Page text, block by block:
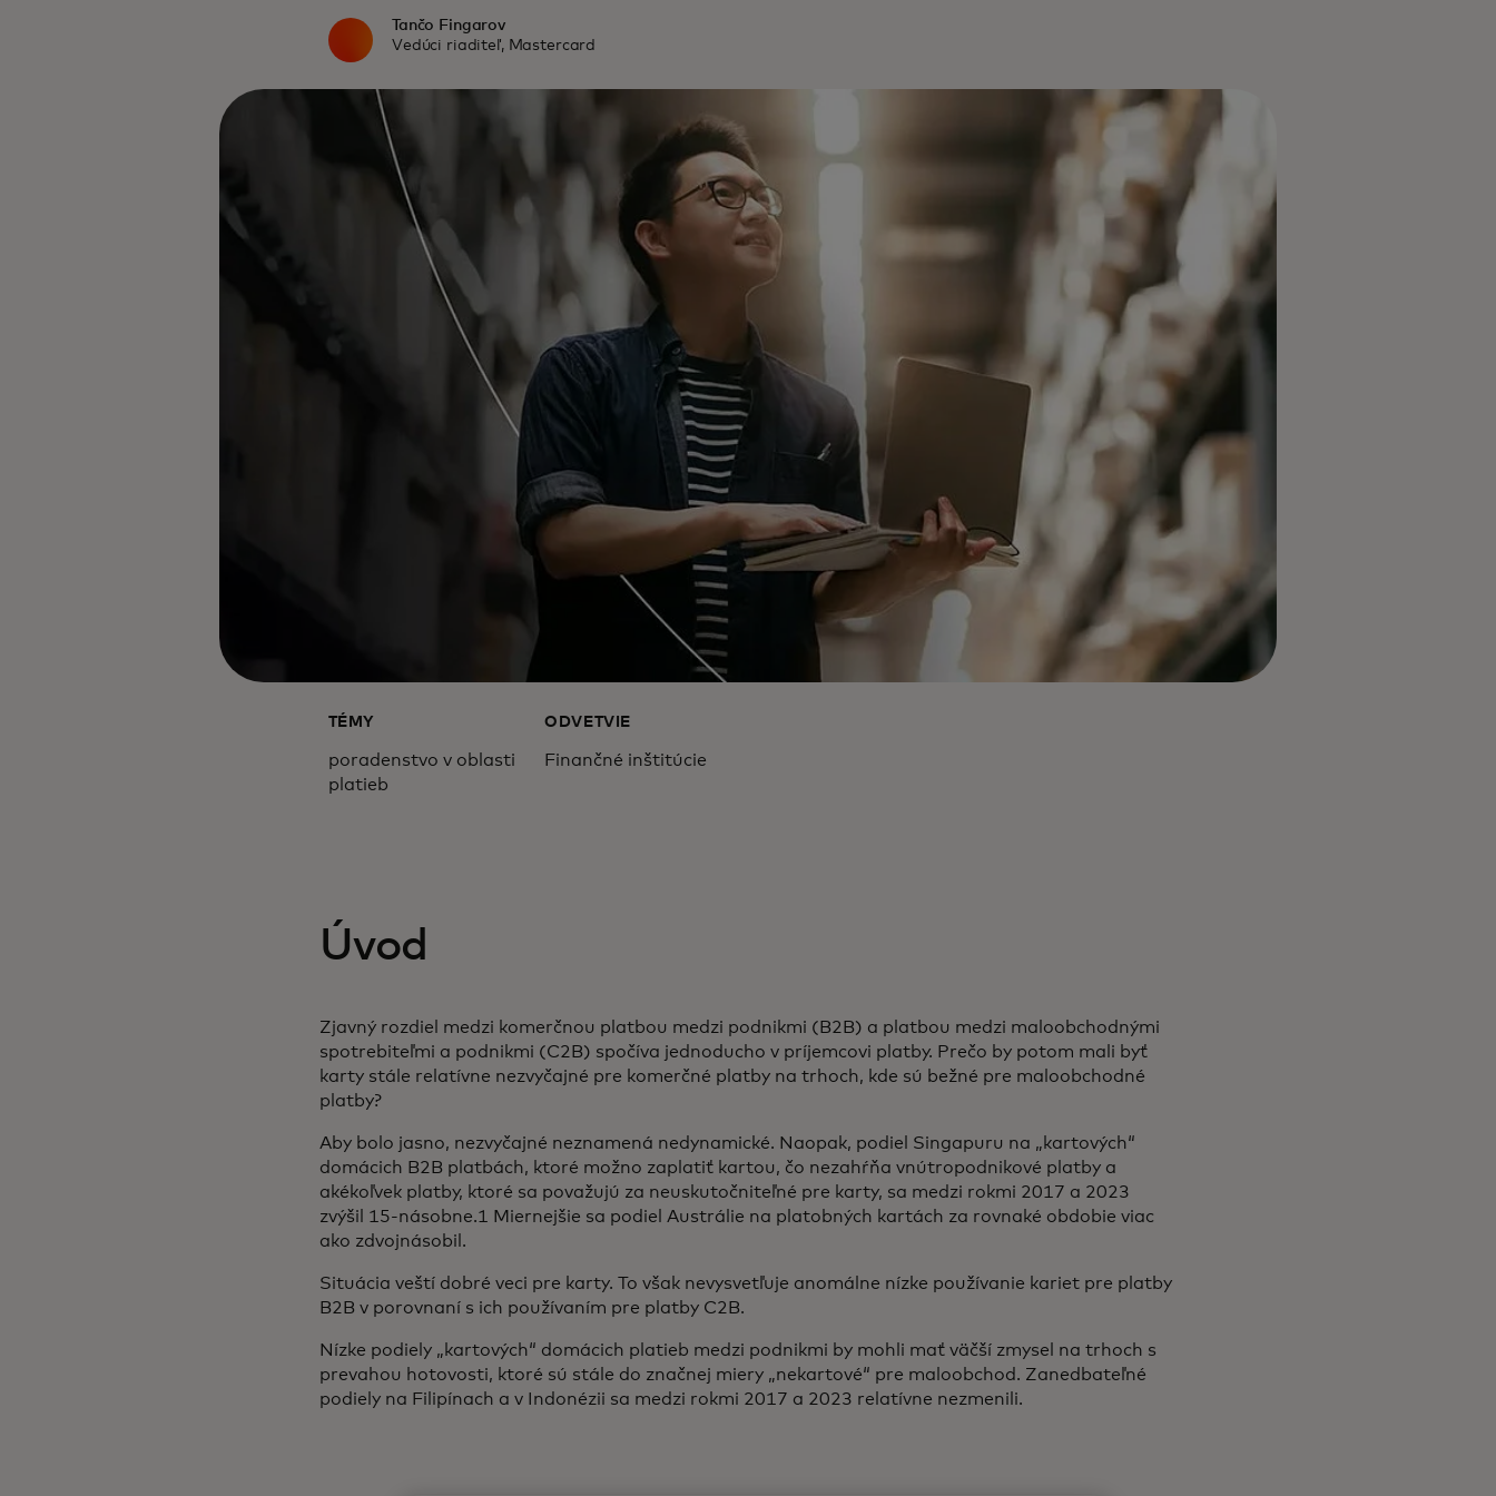
Tančo Fingarov
Vedúci riaditeľ, Mastercard
TÉMY
poradenstvo v oblasti
platieb
ODVETVIE
Finančné inštitúcie
Úvod
Zjavný rozdiel medzi komerčnou platbou medzi podnikmi (B2B) a platbou medzi maloobchodnými
spotrebiteľmi a podnikmi (C2B) spočíva jednoducho v príjemcovi platby. Prečo by potom mali byť
karty stále relatívne nezvyčajné pre komerčné platby na trhoch, kde sú bežné pre maloobchodné
platby?
Aby bolo jasno, nezvyčajné neznamená nedynamické. Naopak, podiel Singapuru na „kartových“
domácich B2B platbách, ktoré možno zaplatiť kartou, čo nezahŕňa vnútropodnikové platby a
akékoľvek platby, ktoré sa považujú za neuskutočniteľné pre karty, sa medzi rokmi 2017 a 2023
zvýšil 15-násobne.1 Miernejšie sa podiel Austrálie na platobných kartách za rovnaké obdobie viac
ako zdvojnásobil.
Situácia veští dobré veci pre karty. To však nevysvetľuje anomálne nízke používanie kariet pre platby
B2B v porovnaní s ich používaním pre platby C2B.
Nízke podiely „kartových“ domácich platieb medzi podnikmi by mohli mať väčší zmysel na trhoch s
prevahou hotovosti, ktoré sú stále do značnej miery „nekartové“ pre maloobchod. Zanedbateľné
podiely na Filipínach a v Indonézii sa medzi rokmi 2017 a 2023 relatívne nezmenili.